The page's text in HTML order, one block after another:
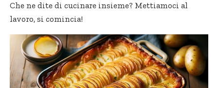
Che ne dite di cucinare insieme? Mettiamoci al
lavoro, si comincia!